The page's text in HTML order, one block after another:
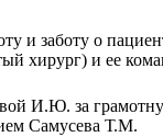
и заботу о
хирург) и ее
И.Ю. за
Самусева Т.М.